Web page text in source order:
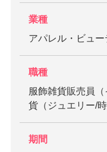
業種
アパレル・ビュー
職種
服飾雑貨販売員
貨（ジュエリー/時
期間